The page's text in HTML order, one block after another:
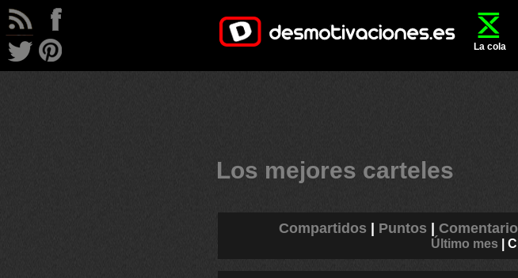
La cola
Los mejores carteles
Compartidos Puntos
Último mes